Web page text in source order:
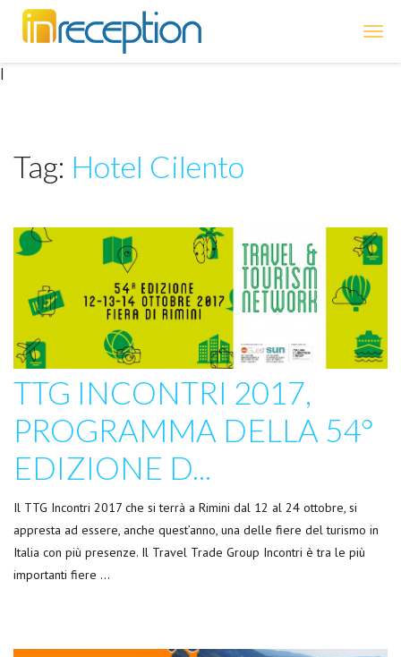
|
Tag: Hotel Cilento
TTG INCONTRI 2017,
PROGRAMMA DELLA 54°
EDIZIONE D...
Il TTG Incontri 2017 che si terrà a Rimini dal 12 al 24 ottobre, si
appresta ad essere, anche quest’anno, una delle fiere del turismo in
Italia con più presenze. Il Travel Trade Group Incontri è tra le più
importanti fiere …